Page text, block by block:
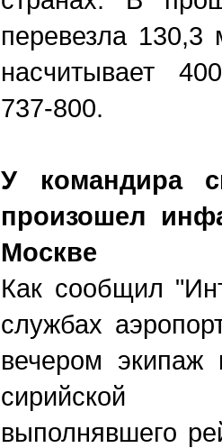
перевезла 130,3
насчитывает
737-800.
У командира
произошел
Москве
Как сообщил
службах
вечером экипаж
сирийской
выполнявшего